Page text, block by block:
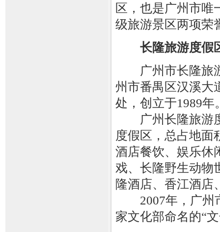
区，也是广州市
级旅游景区两项荣
长隆旅游度假
广州市长隆旅
州市番禺区汉溪大
处，创立于1989年
广州长隆旅游
度假区，总占地面
酒店餐饮、娱乐休
戏、长隆野生动物
隆酒店、香江酒店
2007年，广州市
家文化部命名的“